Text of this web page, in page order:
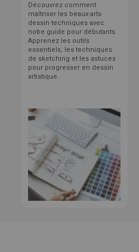
Découvrez comment
maîtriser les beaux-arts
dessin techniques avec
notre guide pour débutants.
Apprenez les outils
essentiels, les techniques
de sketching et les astuces
pour progresser en dessin
artistique.